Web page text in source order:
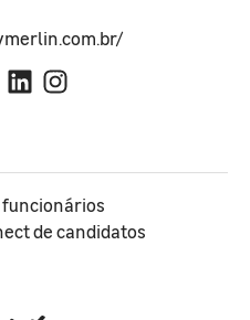
funcionários
de candidatos